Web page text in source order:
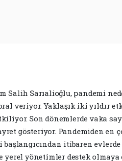
Salih Sarıalioğlu, pandemi
veriyor. Yaklaşık iki yıldır
Son dönemlerde vaka
gösteriyor. Pandemiden en
başlangıcından itibaren
yerel yönetimler destek olmaya